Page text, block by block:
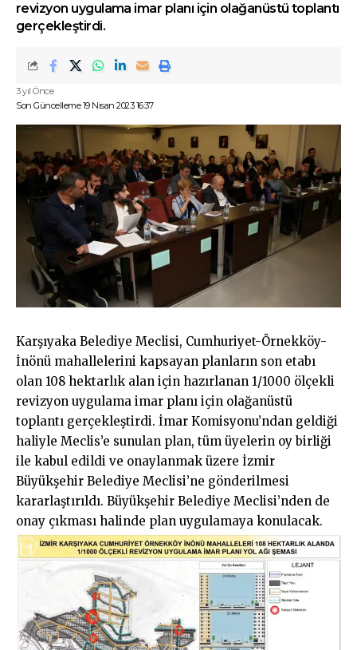
revizyon uygulama imar planı için olağanüstü toplantı
gerçekleştirdi.
Son Güncelleme 19 Nisan 2023 16:37
3 yıl Önce
Karşıyaka Belediye Meclisi, Cumhuriyet-Örnekköy-
İnönü mahallelerini kapsayan planların son etabı
olan 108 hektarlık alan için hazırlanan 1/1000 ölçekli
revizyon uygulama imar planı için olağanüstü
toplantı gerçekleştirdi. İmar Komisyonu’ndan geldiği
haliyle Meclis’e sunulan plan, tüm üyelerin oy birliği
ile kabul edildi ve onaylanmak üzere İzmir
Büyükşehir Belediye Meclisi’ne gönderilmesi
kararlaştırıldı. Büyükşehir Belediye Meclisi’nden de
onay çıkması halinde plan uygulamaya konulacak.